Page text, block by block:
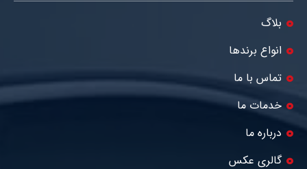
بلاگ
انواع برندها
تماس با ما
خدمات ما
درباره ما
گالری عکس